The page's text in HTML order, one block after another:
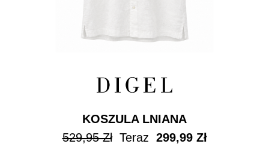
KOSZULA LNIANA
529,95 ZłTeraz 299,99 Zł